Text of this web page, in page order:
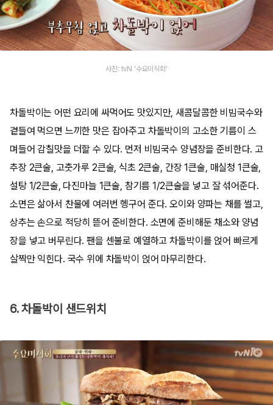
사진: tvN '수요미식회'
차돌박이는 어떤 요리에 싸먹어도 맛있지만, 새콤달콤한 비빔국수와
곁들여 먹으면 느끼한 맛은 잡아주고 차돌박이의 고소한 기름이 스
며들어 감칠맛을 더할 수 있다. 먼저 비빔국수 양념장을 준비한다. 고
추장 2큰술, 고춧가루 2큰술, 식초 2큰술, 간장 1큰술, 매실청 1큰술,
설탕 1/2큰술, 다진마늘 1큰술, 참기름 1/2큰술을 넣고 잘 섞어준다.
소면은 삶아서 찬물에 여러번 헹구어 준다. 오이와 양파는 채를 썰고,
상추는 손으로 적당히 뜯어 준비한다. 소면에 준비해둔 채소와 양념
장을 넣고 버무린다. 팬을 센불로 예열하고 차돌박이를 얹어 빠르게
살짝만 익힌다. 국수 위에 차돌박이 얹어 마무리한다.
6. 차돌박이 샌드위치